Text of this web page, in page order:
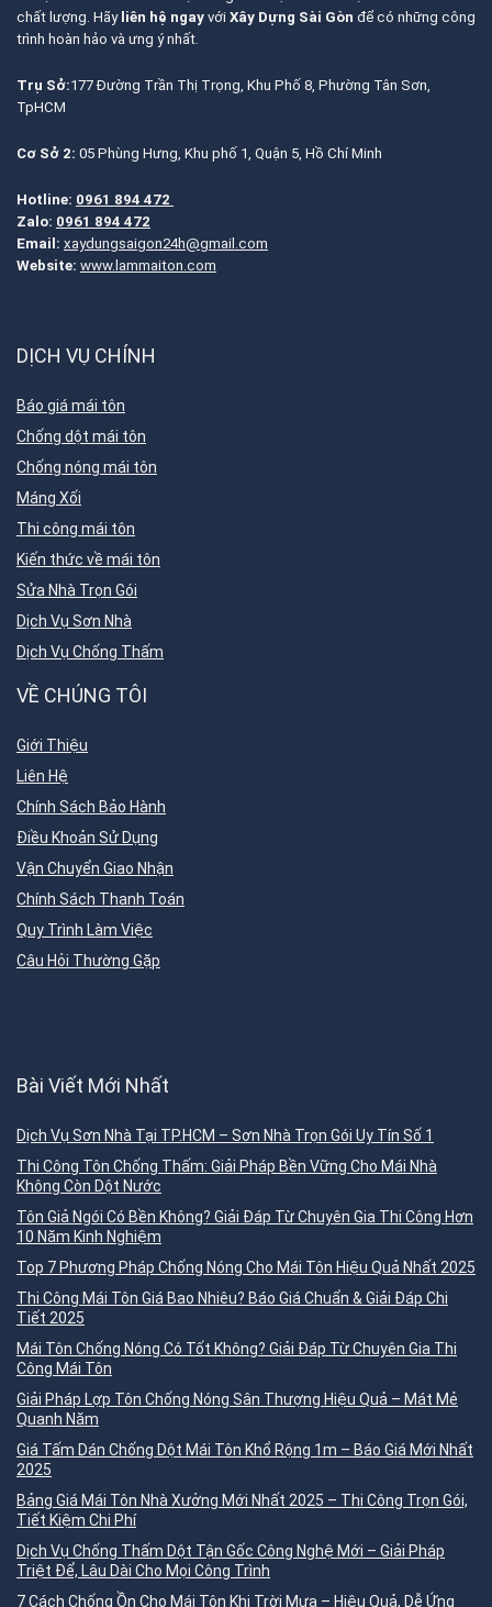
chất lượng. Hãy liên hệ ngay với Xây Dựng Sài Gòn để có những công
trình hoàn hảo và ưng ý nhất.
Trụ Sở:177 Đường Trần Thị Trọng, Khu Phố 8, Phường Tân Sơn,
TpHCM
Cơ Sở 2: 05 Phùng Hưng, Khu phố 1, Quận 5, Hồ Chí Minh
Hotline: 0961 894 472
Zalo: 0961 894 472
Email: xaydungsaigon24h@gmail.com
Website: www.lammaiton.com
DỊCH VỤ CHÍNH
Báo giá mái tôn
Chống dột mái tôn
Chống nóng mái tôn
Máng Xối
Thi công mái tôn
Kiến thức về mái tôn
Sửa Nhà Trọn Gói
Dịch Vụ Sơn Nhà
Dịch Vụ Chống Thấm
VỀ CHÚNG TÔI
Giới Thiệu
Liên Hệ
Chính Sách Bảo Hành
Điều Khoản Sử Dụng
Vận Chuyển Giao Nhận
Chính Sách Thanh Toán
Quy Trình Làm Việc
Câu Hỏi Thường Gặp
Bài Viết Mới Nhất
Dịch Vụ Sơn Nhà Tại TP.HCM – Sơn Nhà Trọn Gói Uy Tín Số 1
Thi Công Tôn Chống Thấm: Giải Pháp Bền Vững Cho Mái Nhà
Không Còn Dột Nước
Tôn Giả Ngói Có Bền Không? Giải Đáp Từ Chuyên Gia Thi Công Hơn
10 Năm Kinh Nghiệm
Top 7 Phương Pháp Chống Nóng Cho Mái Tôn Hiệu Quả Nhất 2025
Thi Công Mái Tôn Giá Bao Nhiêu? Báo Giá Chuẩn & Giải Đáp Chi
Tiết 2025
Mái Tôn Chống Nóng Có Tốt Không? Giải Đáp Từ Chuyên Gia Thi
Công Mái Tôn
Giải Pháp Lợp Tôn Chống Nóng Sân Thượng Hiệu Quả – Mát Mẻ
Quanh Năm
Giá Tấm Dán Chống Dột Mái Tôn Khổ Rộng 1m – Báo Giá Mới Nhất
2025
Bảng Giá Mái Tôn Nhà Xưởng Mới Nhất 2025 – Thi Công Trọn Gói,
Tiết Kiệm Chi Phí
Dịch Vụ Chống Thấm Dột Tận Gốc Công Nghệ Mới – Giải Pháp
Triệt Để, Lâu Dài Cho Mọi Công Trình
7 Cách Chống Ồn Cho Mái Tôn Khi Trời Mưa – Hiệu Quả, Dễ Ứng